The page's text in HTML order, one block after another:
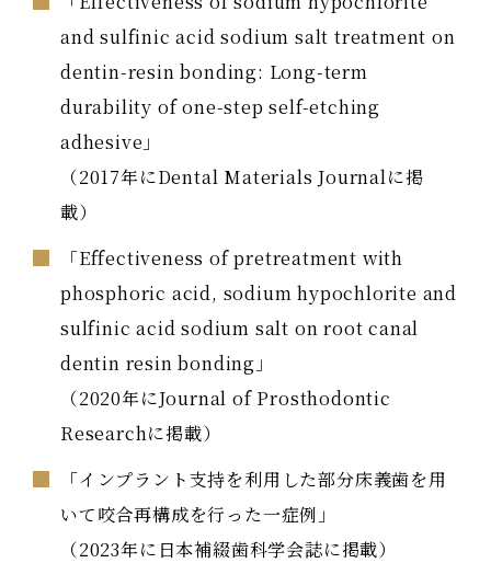
and sulfinic acid sodium salt treatment on
dentin-resin bonding: Long-term
durability of one-step self-etching
adhesive」
（2017年にDental Materials Journalに掲
載）
「Effectiveness of pretreatment with
phosphoric acid, sodium hypochlorite and
sulfinic acid sodium salt on root canal
dentin resin bonding」
（2020年にJournal of Prosthodontic
Researchに掲載）
「インプラント支持を利用した部分床義歯を用
いて咬合再構成を行った一症例」
（2023年に日本補綴歯科学会誌に掲載）